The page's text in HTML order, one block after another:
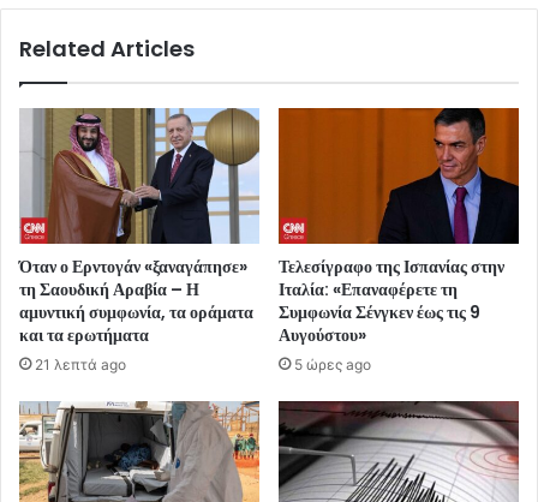
Related Articles
Όταν ο Ερντογάν «ξαναγάπησε»
τη Σαουδική Αραβία – Η
αμυντική συμφωνία, τα οράματα
και τα ερωτήματα
21 λεπτά ago
Τελεσίγραφο της Ισπανίας στην
Ιταλία: «Επαναφέρετε τη
Συμφωνία Σένγκεν έως τις 9
Αυγούστου»
5 ώρες ago